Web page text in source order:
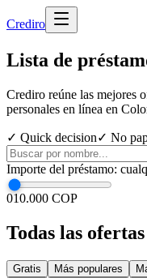
Crediro
Lista de
Crediro reúne las mejores
personales en línea en
✓ Quick decision✓ No
Importe del préstamo:
010.000 COP
Todas las ofertas
Gratis Más populares